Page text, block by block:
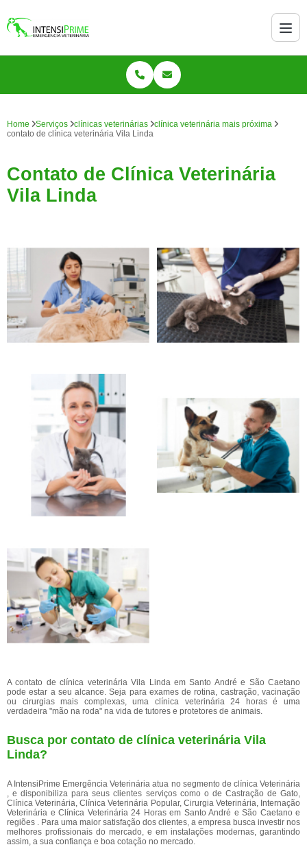
Home Serviços clínicas veterinárias
clínica veterinária mais próxima
contato de clínica veterinária Vila Linda
Contato de Clínica Veterinária
Vila Linda
A contato de clínica veterinária Vila Linda em Santo André e São Caetano
pode estar a seu alcance. Seja para exames de rotina, castração, vacinação
ou cirurgias mais complexas, uma clínica veterinária 24 horas é uma
verdadeira "mão na roda" na vida de tutores e protetores de animais.
Busca por contato de clínica veterinária Vila
Linda?
A IntensiPrime Emergência Veterinária atua no segmento de clínica Veterinária
, e disponibiliza para seus clientes serviços como o de Castração de Gato,
Clínica Veterinária, Clínica Veterinária Popular, Cirurgia Veterinária, Internação
Veterinária e Clínica Veterinária 24 Horas em Santo André e São Caetano e
regiões . Para uma maior satisfação dos clientes, a empresa busca investir nos
melhores profissionais do mercado, e em instalações modernas, garantindo
assim, a sua confiança e boa cotação no mercado.